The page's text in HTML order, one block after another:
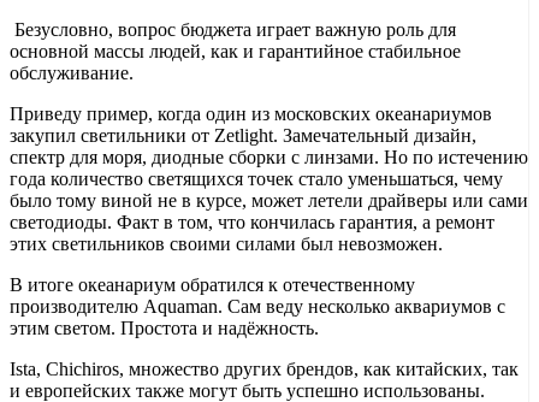
Безусловно, вопрос бюджета играет важную роль для
основной массы людей, как и гарантийное стабильное
обслуживание.
Приведу пример, когда один из московских океанариумов
закупил светильники от Zetlight. Замечательный дизайн,
спектр для моря, диодные сборки с линзами. Но по истечению
года количество светящихся точек стало уменьшаться, чему
было тому виной не в курсе, может летели драйверы или сами
светодиоды. Факт в том, что кончилась гарантия, а ремонт
этих светильников своими силами был невозможен.
В итоге океанариум обратился к отечественному
производителю Aquaman. Сам веду несколько аквариумов с
этим светом. Простота и надёжность.
Ista, Chichiros, множество других брендов, как китайских, так
и европейских также могут быть успешно использованы.